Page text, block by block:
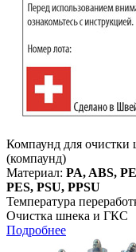
Компаунд для
(компаунд)
Материал: PA, ABS,
PES, PSU, PPSU
Температура
Очистка шнека и ГКС
Подробнее